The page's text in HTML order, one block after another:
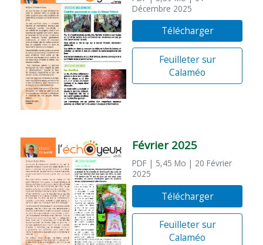
Décembre 2025
Télécharger
Feuilleter sur
Calaméo
Février 2025
PDF | 5,45 Mo | 20 Février
2025
Télécharger
Feuilleter sur
Calaméo